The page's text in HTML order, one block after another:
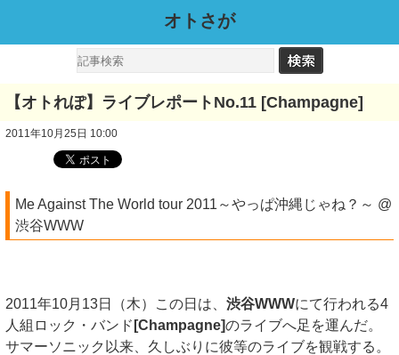
オトさが
【オトれぽ】ライブレポートNo.11 [Champagne]
2011年10月25日 10:00
Me Against The World tour 2011～やっぱ沖縄じゃね？～ @
渋谷WWW
2011年10月13日（木）この日は、 渋谷WWWにて行われる4
人組ロック・バンド [Champagne]のライブへ足を運んだ。
サマーソニック以来、久しぶりに彼等のライブを観戦する。